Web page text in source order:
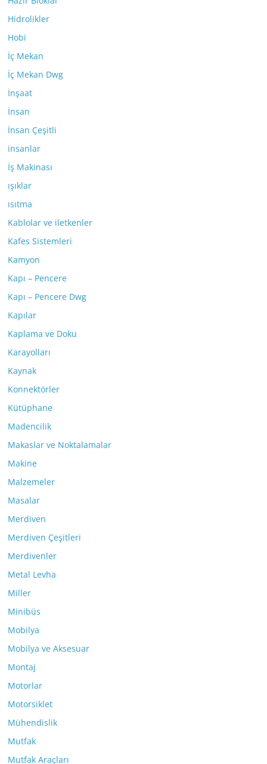
Hidrolikler
Hobi
İç Mekan
İç Mekan Dwg
İnşaat
İnsan
İnsan Çeşitli
insanlar
İş Makinası
ışıklar
ısıtma
Kablolar ve iletkenler
Kafes Sistemleri
Kamyon
Kapı – Pencere
Kapı – Pencere Dwg
Kapılar
Kaplama ve Doku
Karayolları
Kaynak
Konnektörler
Kütüphane
Madencilik
Makaslar ve Noktalamalar
Makine
Malzemeler
Masalar
Merdiven
Merdiven Çeşitleri
Merdivenler
Metal Levha
Miller
Minibüs
Mobilya
Mobilya ve Aksesuar
Montaj
Motorlar
Motorsiklet
Mühendislik
Mutfak
Mutfak Araçları